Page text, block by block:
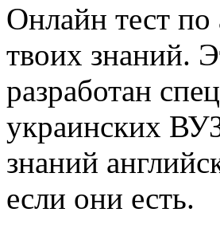
Онлайн тест по
твоих знаний.
разработан
украинских
знаний
если они есть.